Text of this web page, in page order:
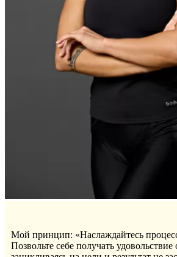
Мой принцип: «Наслаждайтесь
Позвольте себе получать